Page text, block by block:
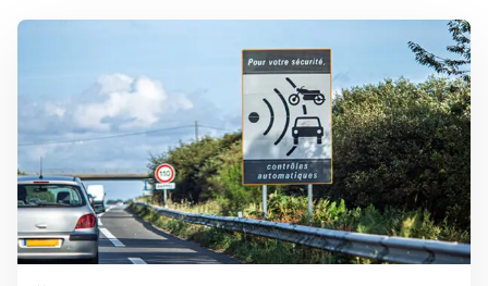
Lees meer over Maximumsnelheid chaos op vakantie: hoe hard